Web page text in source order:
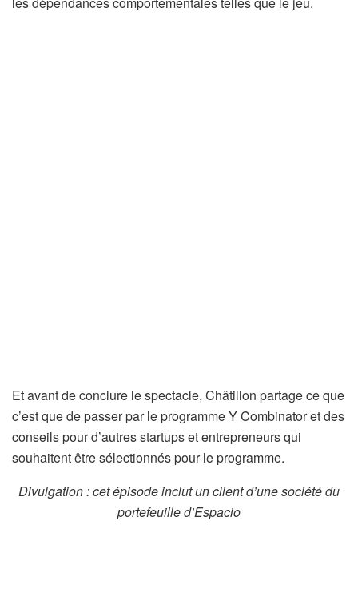
Et avant de conclure le spectacle, Châtillon partage ce que
c’est que de passer par le programme Y Combinator et des
conseils pour d’autres startups et entrepreneurs qui
souhaitent être sélectionnés pour le programme.
Divulgation : cet épisode inclut un client d’une société du
portefeuille d’Espacio